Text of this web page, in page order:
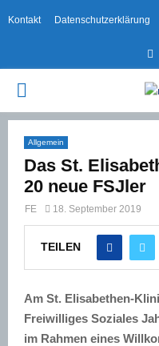
Kontakt Datenschutzerklärung
PRIMARY
MENU
Allgemein
Das St.
20 neue FSJler
FE 18. September 2019
TEILEN
Am St. Elisabethen-
Freiwilliges Soziales
im Rahmen eines